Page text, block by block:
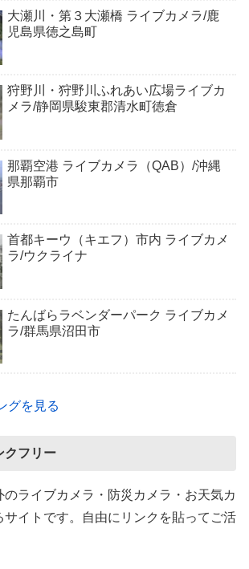
大瀬川・第３大瀬橋 ライブカメラ/鹿
児島県徳之島町
狩野川・狩野川ふれあい広場ライブカ
メラ/静岡県駿東郡清水町徳倉
那覇空港 ライブカメラ（QAB）/沖縄
県那覇市
首都キーウ（キエフ）市内 ライブカメ
ラ/ウクライナ
たんばらラベンダーパーク ライブカメ
ラ/群馬県沼田市
グを見る
クフリー
のライブカメラ・防災カメラ・お天気カ
サイトです。自由にリンクを貼ってご活